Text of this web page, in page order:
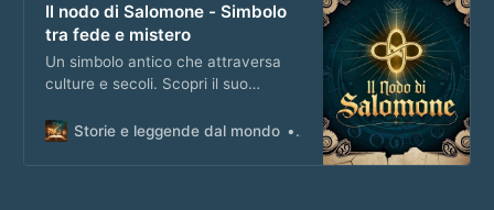
Il nodo di Salomone - Simbolo
tra fede e mistero
Un simbolo antico che attraversa
culture e secoli. Scopri il suo
nell’episodio extra del podcast.
Storie e leggende dal mondo Matteo Masi